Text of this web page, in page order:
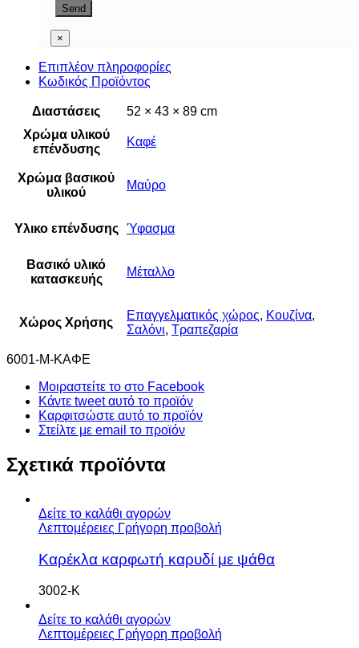
×
Επιπλέον πληροφορίες
Κωδικός Προϊόντος
Διαστάσεις
52 × 43 × 89 cm
Χρώμα υλικού
επένδυσης
Καφέ
Χρώμα βασικού
υλικού
Μαύρο
Υλικο επένδυσης Ύφασμα
Βασικό υλικό
κατασκευής
Μέταλλο
Χώρος Χρήσης
Επαγγελματικός χώρος, Κουζίνα,
Σαλόνι, Τραπεζαρία
6001-Μ-ΚΑΦΕ
Μοιραστείτε το στο Facebook
Κάντε tweet αυτό το προϊόν
Καρφιτσώστε αυτό το προϊόν
Στείλτε με email το προϊόν
Σχετικά προϊόντα
Δείτε το καλάθι αγορών
Λεπτομέρειες Γρήγορη προβολή
Καρέκλα καρφωτή καρυδί με ψάθα
3002-Κ
Δείτε το καλάθι αγορών
Λεπτομέρειες Γρήγορη προβολή